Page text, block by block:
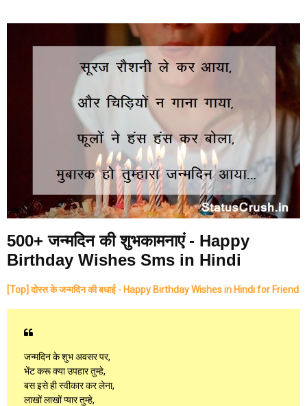
500+ जन्मदिन की शुभकामनाएं - Happy
Birthday Wishes Sms in Hindi
[Top] दोस्त के जन्मदिन की बधाई - Happy Birthday Wishes in Hindi for Friend
जन्मदिन के शुभ अवसर पर,
भेंट करू क्या उपहार तुम्हे,
बस इसे ही स्वीकार कर लेना,
लाखों लाखों प्यार तुम्हे,